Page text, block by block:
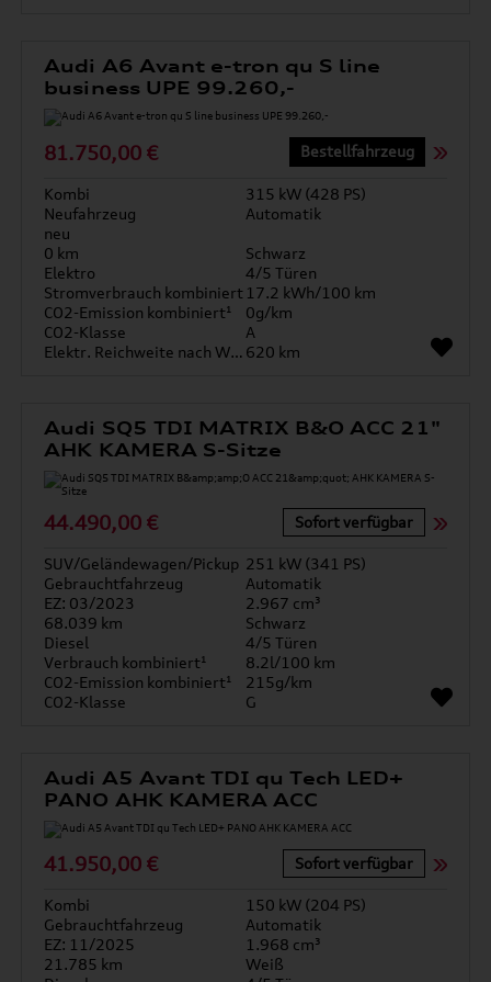
Audi A6 Avant e-tron qu S line
business UPE 99.260,-
81.750,00 € Bestellfahrzeug
Kombi
315 kW (428 PS)
Neufahrzeug
Automatik
neu
0 km
Schwarz
Elektro
4/5 Türen
Stromverbrauch kombiniert 17.2 kWh/100 km
CO2-Emission kombiniert¹
0g/km
CO2-Klasse
A
Elektr. Reichweite nach WLTP* 620 km
Audi SQ5 TDI MATRIX B&O ACC 21"
AHK KAMERA S-Sitze
44.490,00 € Sofort verfügbar
SUV/Geländewagen/Pickup 251 kW (341 PS)
Gebrauchtfahrzeug
Automatik
EZ: 03/2023
2.967 cm³
68.039 km
Schwarz
Diesel
4/5 Türen
Verbrauch kombiniert¹
8.2l/100 km
CO2-Emission kombiniert¹
215g/km
CO2-Klasse
G
Audi A5 Avant TDI qu Tech LED+
PANO AHK KAMERA ACC
41.950,00 € Sofort verfügbar
Kombi
150 kW (204 PS)
Gebrauchtfahrzeug
Automatik
EZ: 11/2025
1.968 cm³
21.785 km
Weiß